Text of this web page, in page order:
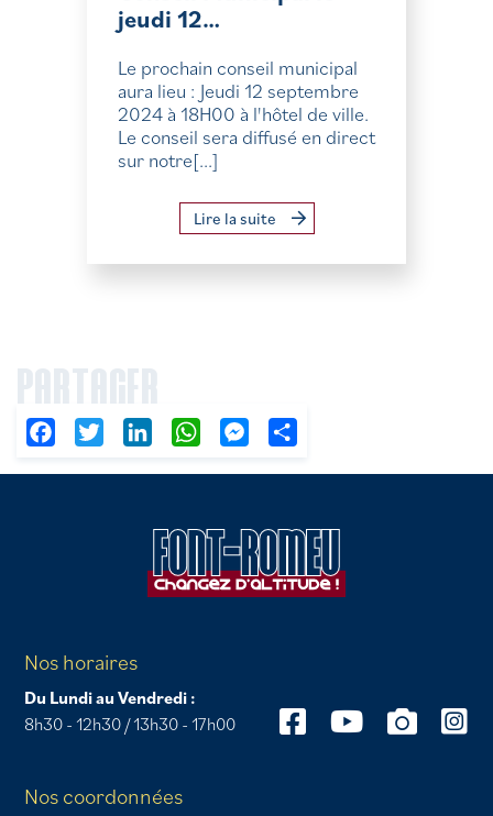
jeudi 12…
Le prochain conseil municipal
aura lieu : Jeudi 12 septembre
2024 à 18H00 à l'hôtel de ville.
Le conseil sera diffusé en direct
sur notre[...]
Lire la suite
PARTAGER
FacebookTwitter LinkedIn WhatsAppMessenger
Nos horaires
Du Lundi au Vendredi :
8h30 - 12h30 / 13h30 - 17h00
Nos coordonnées